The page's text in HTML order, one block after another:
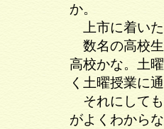
か。
上市に着い
数名の高校生
高校かな。土
く土曜授業に
それにしても
がよくわから